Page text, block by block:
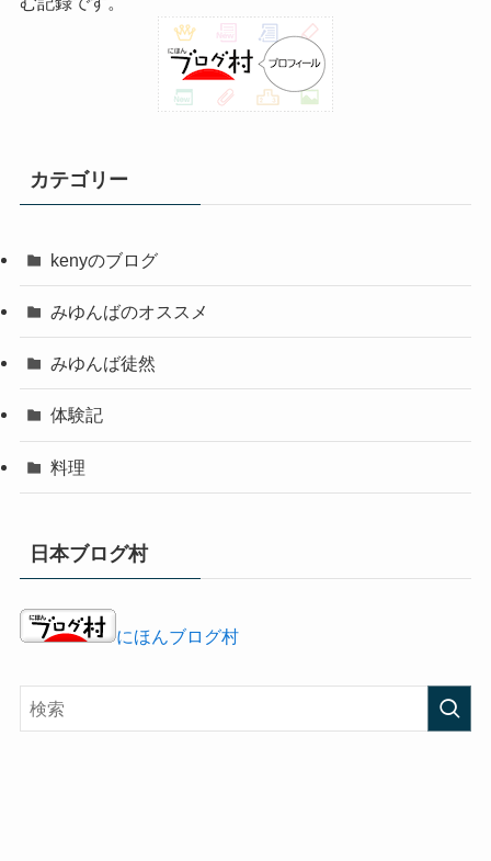
カテゴリー
kenyのブログ
みゆんばのオススメ
みゆんば徒然
体験記
料理
日本ブログ村
にほんブログ村